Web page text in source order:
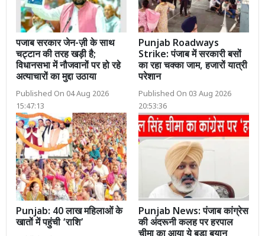
पजाब सरकार जेन-ज़ी के साथ
चट्टान की तरह खड़ी है;
विधानसभा में नौजवानों पर हो रहे
अत्याचारों का मुद्दा उठाया
Published On 04 Aug 2026
15:47:13
Punjab Roadways
Strike: पंजाब में सरकारी बसों
का रहा चक्का जाम, हजारों यात्री
परेशान
Published On 03 Aug 2026
20:53:36
Punjab: 40 लाख महिलाओं के
खातों में पहुंची ‘राशि’
Punjab News: पंजाब कांग्रेस
की अंदरूनी कलह पर हरपाल